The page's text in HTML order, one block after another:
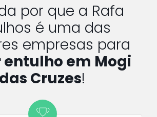
por que a Rafa
é uma das
empresas para
em Mogi
das Cruzes!